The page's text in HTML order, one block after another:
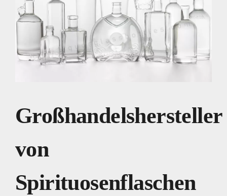
Großhandelshersteller
von
Spirituosenflaschen